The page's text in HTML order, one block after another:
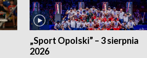
„Sport Opolski” – 3 sierpnia
2026